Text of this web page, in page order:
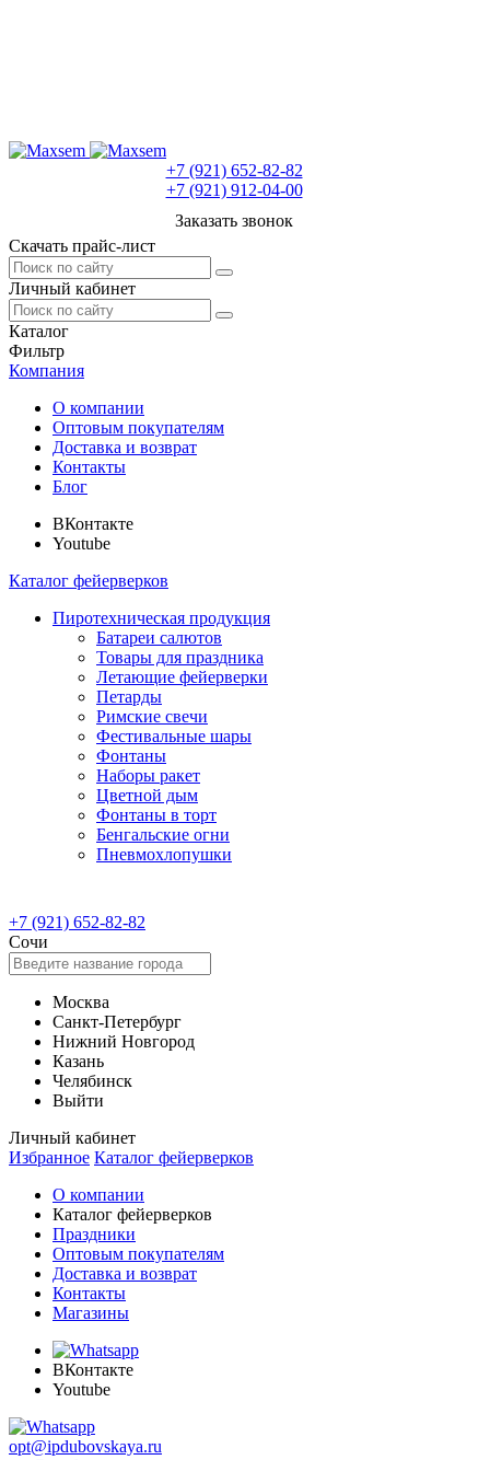
+7 (921) 652-82-82
+7 (921) 912-04-00
Заказать звонок
Скачать прайс-лист
Личный кабинет
Каталог
Фильтр
Компания
О компании
Оптовым покупателям
Доставка и возврат
Контакты
Блог
ВКонтакте
Youtube
Каталог фейерверков
Пиротехническая продукция
Батареи салютов
Товары для праздника
Летающие фейерверки
Петарды
Римские свечи
Фестивальные шары
Фонтаны
Наборы ракет
Цветной дым
Фонтаны в торт
Бенгальские огни
Пневмохлопушки
+7 (921) 652-82-82
Сочи
Москва
Санкт-Петербург
Нижний Новгород
Казань
Челябинск
Выйти
Личный кабинет
Избранное Каталог фейерверков
О компании
Каталог фейерверков
Праздники
Оптовым покупателям
Доставка и возврат
Контакты
Магазины
ВКонтакте
Youtube
opt@ipdubovskaya.ru